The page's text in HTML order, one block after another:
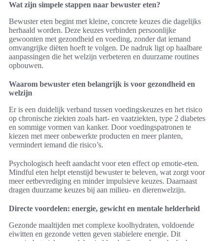
Wat zijn simpele stappen naar bewuster eten?
Bewuster eten begint met kleine, concrete keuzes die dagelijks
herhaald worden. Deze keuzes verbinden persoonlijke
gewoonten met gezondheid en voeding, zonder dat iemand
omvangrijke diëten hoeft te volgen. De nadruk ligt op haalbare
aanpassingen die het welzijn verbeteren en duurzame routines
opbouwen.
Waarom bewuster eten belangrijk is voor gezondheid en
welzijn
Er is een duidelijk verband tussen voedingskeuzes en het risico
op chronische ziekten zoals hart- en vaatziekten, type 2 diabetes
en sommige vormen van kanker. Door voedingspatronen te
kiezen met meer onbewerkte producten en meer planten,
vermindert iemand die risico’s.
Psychologisch heeft aandacht voor eten effect op emotie-eten.
Mindful eten helpt etenstijd bewuster te beleven, wat zorgt voor
meer eetbevrediging en minder impulsieve keuzes. Daarnaast
dragen duurzame keuzes bij aan milieu- en dierenwelzijn.
Directe voordelen: energie, gewicht en mentale helderheid
Gezonde maaltijden met complexe koolhydraten, voldoende
eiwitten en gezonde vetten geven stabielere energie. Dit